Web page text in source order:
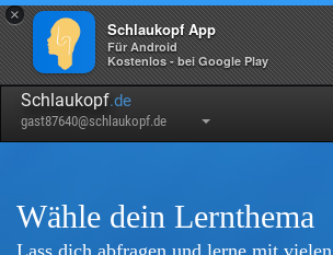
×
Schlaukopf App
Für Android
Kostenlos - bei Google Play
Schlaukopf.de
gast87640@schlaukopf.de
Wähle dein Lernthema
Lass dich abfragen und lerne mit vielen